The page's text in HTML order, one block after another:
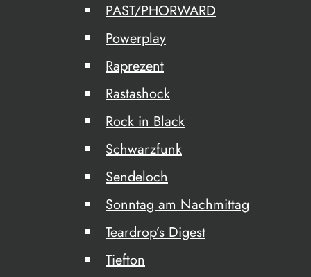
PAST/PHORWARD
Powerplay
Raprezent
Rastashock
Rock in Black
Schwarzfunk
Sendeloch
Sonntag am Nachmittag
Teardrop’s Digest
Tiefton